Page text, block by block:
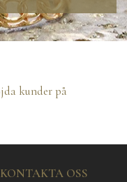
kunder på
KONTAKTA OSS